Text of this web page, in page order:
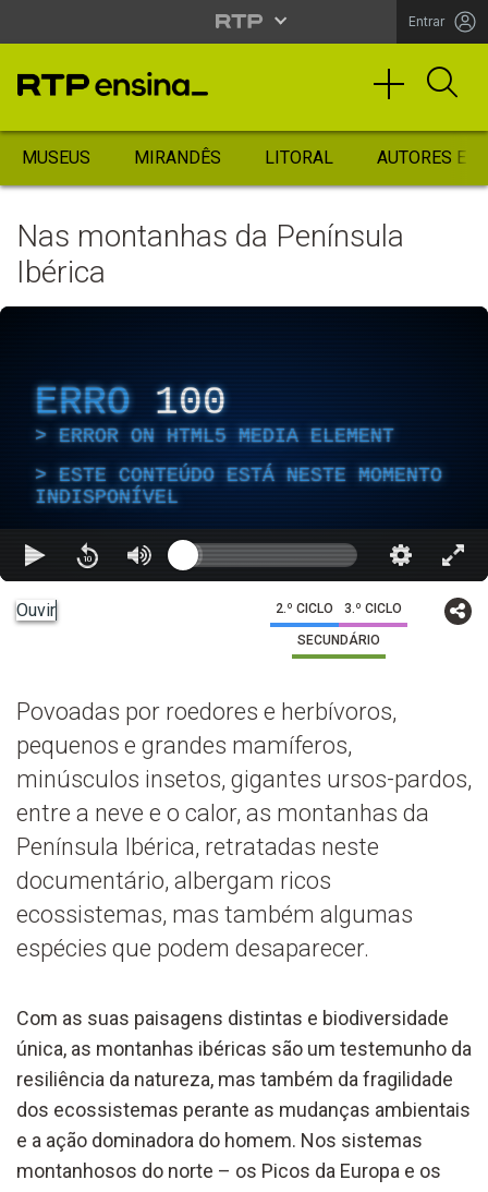
Entrar
MUSEUS MIRANDÊS LITORAL AUTORES
Nas montanhas da Península
Ibérica
ERRO 100
ERROR ON HTML5 MEDIA ELEMENT
ESTE CONTEÚDO ESTÁ NESTE MOMENTO
INDISPONÍVEL
Ouvir 2.º CICLO 3.º CICLO
SECUNDÁRIO
Povoadas por roedores e herbívoros,
pequenos e grandes mamíferos,
minúsculos insetos, gigantes ursos-pardos,
entre a neve e o calor, as montanhas da
Península Ibérica, retratadas neste
documentário, albergam ricos
ecossistemas, mas também algumas
espécies que podem desaparecer.
Com as suas paisagens distintas e biodiversidade
única, as montanhas ibéricas são um testemunho da
resiliência da natureza, mas também da fragilidade
dos ecossistemas perante as mudanças ambientais
e a ação dominadora do homem. Nos sistemas
montanhosos do norte – os Picos da Europa e os